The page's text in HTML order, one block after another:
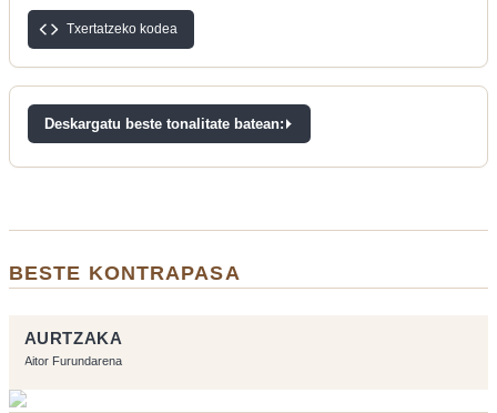
Txertatzeko kodea
Deskargatu beste tonalitate batean:
BESTE KONTRAPASA
AURTZAKA
Aitor Furundarena